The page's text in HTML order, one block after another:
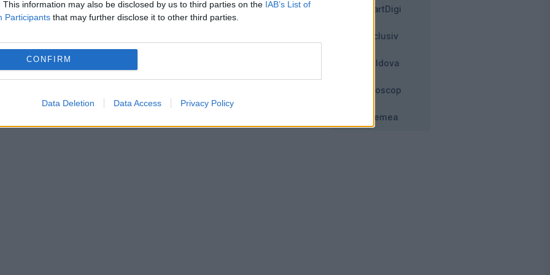
This information may also be disclosed by us to third parties on the IAB’s List of
Participants that may further disclose it to other third parties.
CONFIRM
Data Deletion Data Access Privacy Policy
pe toate în aceeaşi ţară! Știu că peste
noastre, dar și în Diaspora, păstrarea vie a
riscuri. Acestor români le datorăm respect
să preţuim limba română zi de zi, iar
români ! La multi ani, vorbitori ai limbii
SmartDigi
Exclusiv
Moldova
Horoscop
Vremea